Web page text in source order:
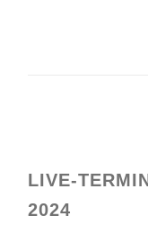
LIVE-
2024